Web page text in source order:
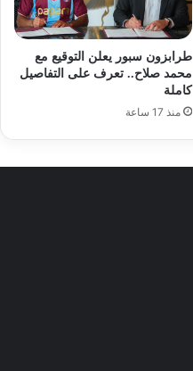
طرابزون سبور يعلن التوقيع مع
محمد صلاح.. تعرف على التفاصيل
كاملة
منذ 17 ساعة